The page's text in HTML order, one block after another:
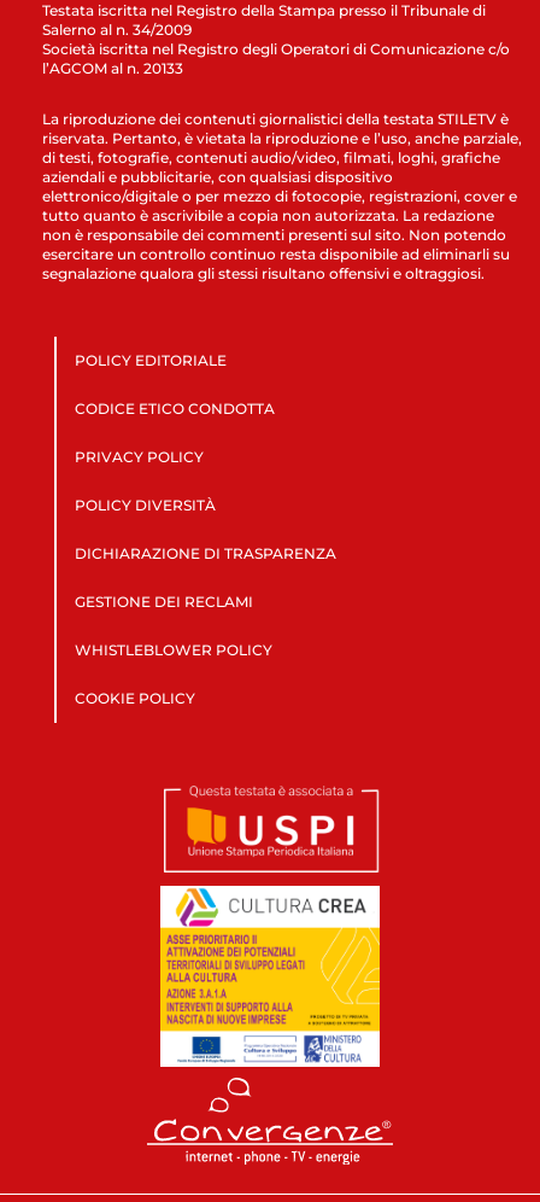
Testata iscritta nel Registro della Stampa presso il Tribunale di
Salerno al n. 34/2009
Società iscritta nel Registro degli Operatori di Comunicazione c/o
l’AGCOM al n. 20133
La riproduzione dei contenuti giornalistici della testata STILETV è
riservata. Pertanto, è vietata la riproduzione e l’uso, anche parziale,
di testi, fotografie, contenuti audio/video, filmati, loghi, grafiche
aziendali e pubblicitarie, con qualsiasi dispositivo
elettronico/digitale o per mezzo di fotocopie, registrazioni, cover e
tutto quanto è ascrivibile a copia non autorizzata. La redazione
non è responsabile dei commenti presenti sul sito. Non potendo
esercitare un controllo continuo resta disponibile ad eliminarli su
segnalazione qualora gli stessi risultano offensivi e oltraggiosi.
POLICY EDITORIALE
CODICE ETICO CONDOTTA
PRIVACY POLICY
POLICY DIVERSITÀ
DICHIARAZIONE DI TRASPARENZA
GESTIONE DEI RECLAMI
WHISTLEBLOWER POLICY
COOKIE POLICY